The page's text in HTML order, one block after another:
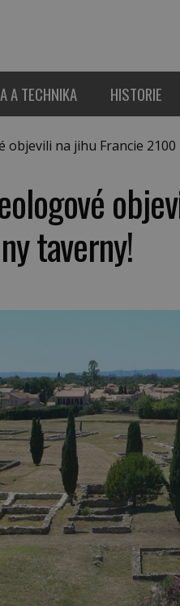
A TECHNIKA HISTORIE
objevili na jihu Francie
taverny!